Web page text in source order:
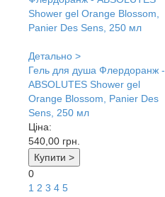
Детально >
Гель для душа Флердоранж -
ABSOLUTES Shower gel
Orange Blossom, Panier Des
Sens, 250 мл
Ціна:
540,00 грн.
Купити >
0
1 2 3 4 5